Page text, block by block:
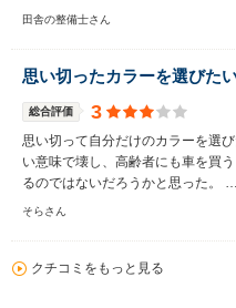
田舎の整備士さん
思い切ったカラーを選びた
総合評価 3
思い切って自分だけのカラーを選
い意味で壊し、高齢者にも車を買
るのではないだろうかと思った。 …
そらさん
クチコミをもっと見る